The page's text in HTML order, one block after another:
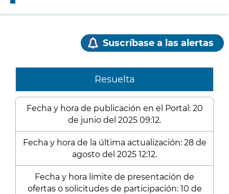
Suscríbase a las alertas
Resuelta
Fecha y hora de publicación en el Portal: 20
de junio del 2025 09:12.
Fecha y hora de la última actualización: 28 de
agosto del 2025 12:12.
Fecha y hora límite de presentación de
ofertas o solicitudes de participación: 10 de